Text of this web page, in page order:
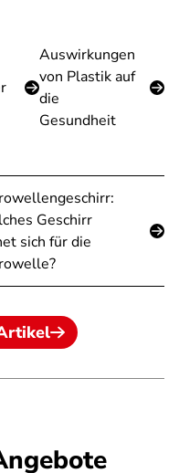
Auswirkungen
von Plastik auf
die
Gesundheit
Geschirr
sich für die